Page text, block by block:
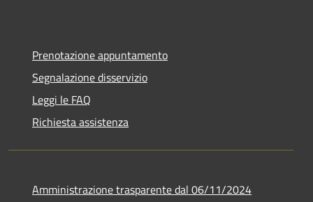
Prenotazione appuntamento
Segnalazione disservizio
Leggi le FAQ
Richiesta assistenza
Amministrazione trasparente dal 06/11/2024